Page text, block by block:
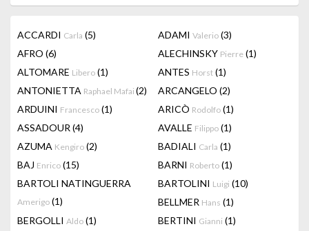
ACCARDI Carla (5) ADAMI Valerio (3)
AFRO (6) ALECHINSKY Pierre (1)
ALTOMARE Libero (1) ANTES Horst (1)
ANTONIETTA Raphael Mafai (2) ARCANGELO (2)
ARDUINI Francesco (1) ARICÒ Rodolfo (1)
ASSADOUR (4) AVALLE Filippo (1)
AZUMA Kengiro (2) BADIALI Carla (1)
BAJ Enrico (15) BARNI Roberto (1)
BARTOLI NATINGUERRA
Amerigo (1)
BARTOLINI Luigi (10)
BELLMER Hans (1)
BERGOLLI Aldo (1) BERTINI Gianni (1)